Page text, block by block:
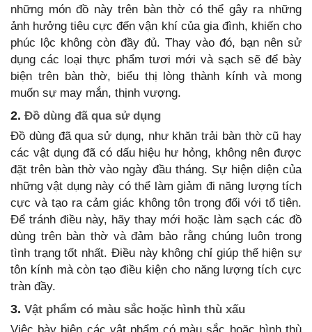
những món đồ này trên bàn thờ có thể gây ra những
ảnh hưởng tiêu cực đến vận khí của gia đình, khiến cho
phúc lộc không còn đầy đủ. Thay vào đó, bạn nên sử
dụng các loại thực phẩm tươi mới và sạch sẽ để bày
biện trên bàn thờ, biểu thị lòng thành kính và mong
muốn sự may mắn, thịnh vượng.
2. Đồ dùng đã qua sử dụng
Đồ dùng đã qua sử dụng, như khăn trải bàn thờ cũ hay
các vật dụng đã có dấu hiệu hư hỏng, không nên được
đặt trên bàn thờ vào ngày đầu tháng. Sự hiện diện của
những vật dụng này có thể làm giảm đi năng lượng tích
cực và tạo ra cảm giác không tôn trọng đối với tổ tiên.
Để tránh điều này, hãy thay mới hoặc làm sạch các đồ
dùng trên bàn thờ và đảm bảo rằng chúng luôn trong
tình trạng tốt nhất. Điều này không chỉ giúp thể hiện sự
tôn kính mà còn tạo điều kiện cho năng lượng tích cực
tràn đầy.
3. Vật phẩm có màu sắc hoặc hình thù xấu